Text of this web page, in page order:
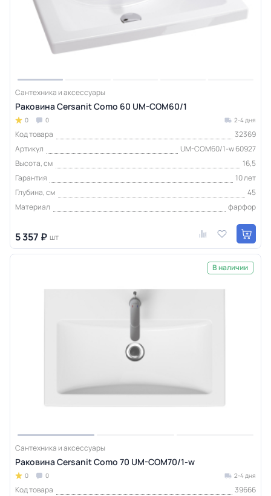
Сантехника и аксессуары
Раковина Cersanit Como 60 UM-COM60/1
0 0 2-4 дня
Код товара
32369
Артикул
UM-COM60/1-w 60927
Высота, см
16,5
Гарантия
10 лет
Глубина, см
45
Материал
фарфор
5 357 ₽ шт
В наличии
Сантехника и аксессуары
Раковина Cersanit Como 70 UM-COM70/1-w
0 0 2-4 дня
Код товара 39666